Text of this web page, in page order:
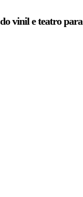
vinil e teatro para